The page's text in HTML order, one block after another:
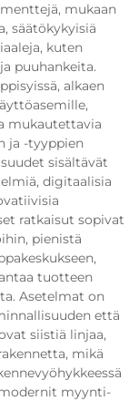
mukaan
säätökykyisiä
kuten
puuhankeita.
alkaen
mukautettavia
ja -tyyppien
sisältävät
digitaalisia
ratkaisut sopivat
pienistä
tuotteen
Asetelmat on
että
siistiä linjaa,
mikä
myynti-